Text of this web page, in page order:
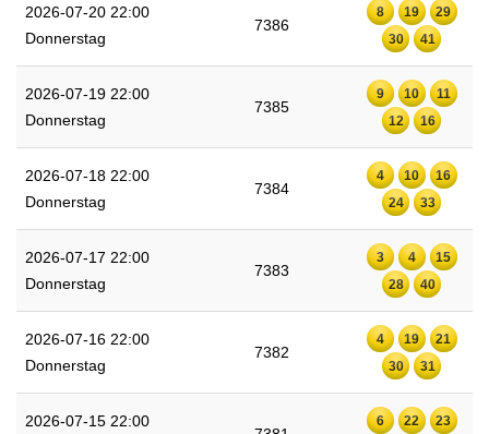
2026-07-20 22:00
Donnerstag
7386
8 19
29
30
41
2026-07-19 22:00
Donnerstag
7385
9 10
11
12
16
2026-07-18 22:00
Donnerstag
7384
4 10
16
24
33
2026-07-17 22:00
Donnerstag
7383
3 4
15
28
40
2026-07-16 22:00
Donnerstag
7382
4 19
21
30
31
2026-07-15 22:00 6 22 23